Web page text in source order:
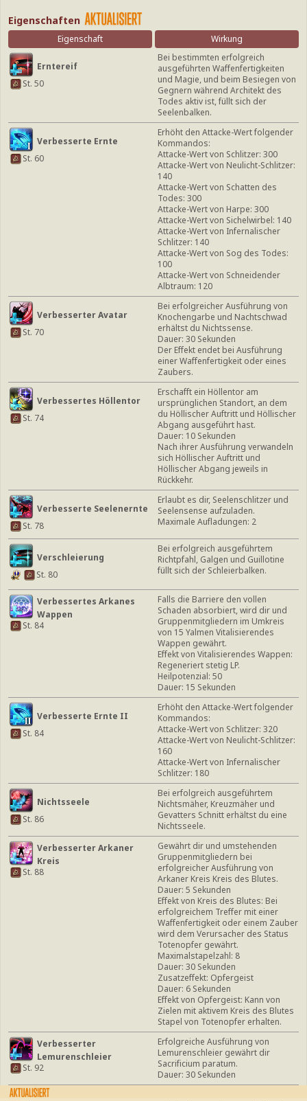
Eigenschaften
Eigenschaft Wirkung
Erntereif
St. 50
Bei bestimmten erfolgreich
ausgeführten Waffenfertigkeiten
und Magie, und beim Besiegen von
Gegnern während Architekt des
Todes aktiv ist, füllt sich der
Seelenbalken.
Verbesserte Ernte
St. 60
Erhöht den Attacke-Wert folgender
Kommandos:
Attacke-Wert von Schlitzer: 300
Attacke-Wert von Neulicht-Schlitzer:
140
Attacke-Wert von Schatten des
Todes: 300
Attacke-Wert von Harpe: 300
Attacke-Wert von Sichelwirbel: 140
Attacke-Wert von Infernalischer
Schlitzer: 140
Attacke-Wert von Sog des Todes:
100
Attacke-Wert von Schneidender
Albtraum: 120
Verbesserter Avatar
St. 70
Bei erfolgreicher Ausführung von
Knochengarbe und Nachtschwad
erhältst du Nichtssense.
Dauer: 30 Sekunden
Der Effekt endet bei Ausführung
einer Waffenfertigkeit oder eines
Zaubers.
Verbessertes Höllentor
St. 74
Erschafft ein Höllentor am
ursprünglichen Standort, an dem
du Höllischer Auftritt und Höllischer
Abgang ausgeführt hast.
Dauer: 10 Sekunden
Nach ihrer Ausführung verwandeln
sich Höllischer Auftritt und
Höllischer Abgang jeweils in
Rückkehr.
Verbesserte Seelenernte
St. 78
Erlaubt es dir, Seelenschlitzer und
Seelensense aufzuladen.
Maximale Aufladungen: 2
Verschleierung
St. 80
Bei erfolgreich ausgeführtem
Richtpfahl, Galgen und Guillotine
füllt sich der Schleierbalken.
Verbessertes Arkanes
Wappen
St. 84
Falls die Barriere den vollen
Schaden absorbiert, wird dir und
Gruppenmitgliedern im Umkreis
von 15 Yalmen Vitalisierendes
Wappen gewährt.
Effekt von Vitalisierendes Wappen:
Regeneriert stetig LP.
Heilpotenzial: 50
Dauer: 15 Sekunden
Verbesserte Ernte II
St. 84
Erhöht den Attacke-Wert folgender
Kommandos:
Attacke-Wert von Schlitzer: 320
Attacke-Wert von Neulicht-Schlitzer:
160
Attacke-Wert von Infernalischer
Schlitzer: 180
Nichtsseele
St. 86
Bei erfolgreich ausgeführtem
Nichtsmäher, Kreuzmäher und
Gevatters Schnitt erhältst du eine
Nichtsseele.
Verbesserter Arkaner
Kreis
St. 88
Gewährt dir und umstehenden
Gruppenmitgliedern bei
erfolgreicher Ausführung von
Arkaner Kreis Kreis des Blutes.
Dauer: 5 Sekunden
Effekt von Kreis des Blutes: Bei
erfolgreichem Treffer mit einer
Waffenfertigkeit oder einem Zauber
wird dem Verursacher des Status
Totenopfer gewährt.
Maximalstapelzahl: 8
Dauer: 30 Sekunden
Zusatzeffekt: Opfergeist
Dauer: 6 Sekunden
Effekt von Opfergeist: Kann von
Zielen mit aktivem Kreis des Blutes
Stapel von Totenopfer erhalten.
Verbesserter
Lemurenschleier
St. 92
Erfolgreiche Ausführung von
Lemurenschleier gewährt dir
Sacrificium paratum.
Dauer: 30 Sekunden